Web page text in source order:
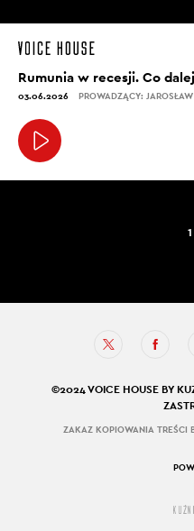
Rumunia w recesji. Co
03.06.2026 PROWADZĄCY:
1
©2024 VOICE HOUSE BY
ZAKAZ KOPIOWANIA TREŚCI